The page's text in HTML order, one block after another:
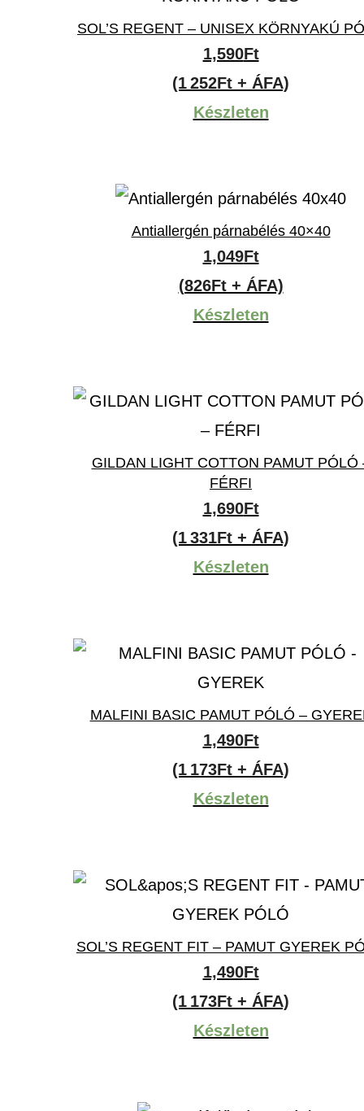
SOL’S REGENT – UNISEX KÖRNYAKÚ
1,590Ft
(1 252Ft + ÁFA)
Készleten
Antiallergén párnabélés 40×40
1,049Ft
(826Ft + ÁFA)
Készleten
GILDAN LIGHT COTTON PAMUT PÓLÓ
FÉRFI
1,690Ft
(1 331Ft + ÁFA)
Készleten
MALFINI BASIC PAMUT PÓLÓ –
1,490Ft
(1 173Ft + ÁFA)
Készleten
SOL’S REGENT FIT – PAMUT GYEREK
1,490Ft
(1 173Ft + ÁFA)
Készleten